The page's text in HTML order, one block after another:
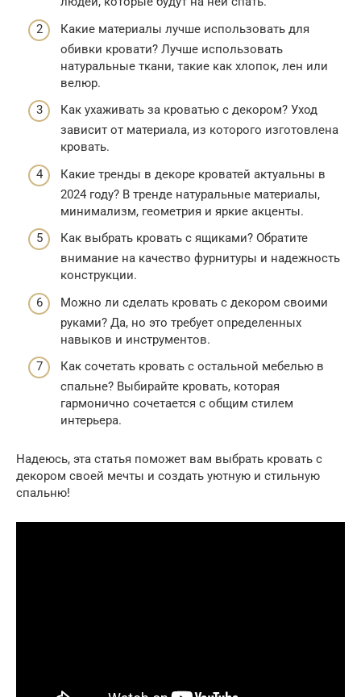
Какие материалы лучше использовать для
обивки кровати? Лучше использовать
натуральные ткани, такие как хлопок, лен или
велюр.
Как ухаживать за кроватью с декором? Уход
зависит от материала, из которого изготовлена
кровать.
Какие тренды в декоре кроватей актуальны в
2024 году? В тренде натуральные материалы,
минимализм, геометрия и яркие акценты.
Как выбрать кровать с ящиками? Обратите
внимание на качество фурнитуры и надежность
конструкции.
Можно ли сделать кровать с декором своими
руками? Да, но это требует определенных
навыков и инструментов.
Как сочетать кровать с остальной мебелью в
спальне? Выбирайте кровать, которая
гармонично сочетается с общим стилем
интерьера.
Надеюсь, эта статья поможет вам выбрать кровать с
декором своей мечты и создать уютную и стильную
спальню!